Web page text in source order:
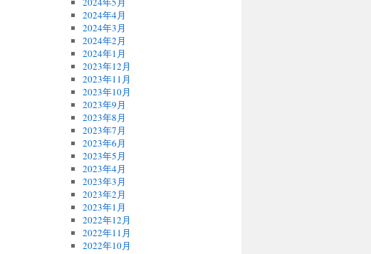
2024年4月
2024年3月
2024年2月
2024年1月
2023年12月
2023年11月
2023年10月
2023年9月
2023年8月
2023年7月
2023年6月
2023年5月
2023年4月
2023年3月
2023年2月
2023年1月
2022年12月
2022年11月
2022年10月